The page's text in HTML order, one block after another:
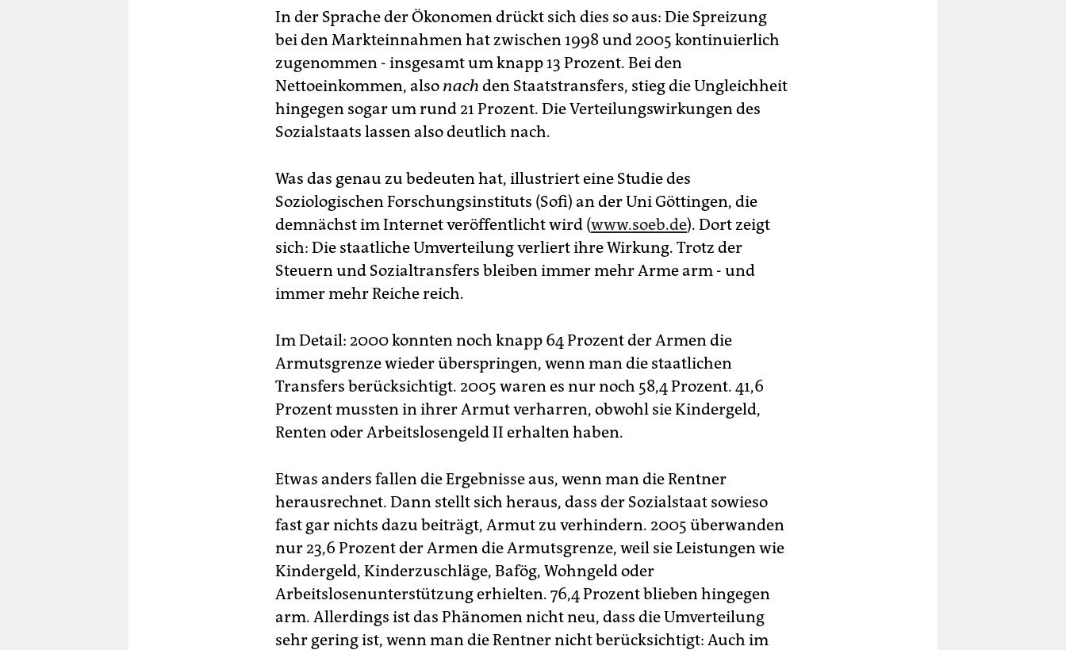
In der Sprache der Ökonomen drückt sich dies so aus: Die Spreizung
bei den Markteinnahmen hat zwischen 1998 und 2005 kontinuierlich
zugenommen - insgesamt um knapp 13 Prozent. Bei den
Nettoeinkommen, also nach den Staatstransfers, stieg die Ungleichheit
hingegen sogar um rund 21 Prozent. Die Verteilungswirkungen des
Sozialstaats lassen also deutlich nach.
Was das genau zu bedeuten hat, illustriert eine Studie des
Soziologischen Forschungsinstituts (Sofi) an der Uni Göttingen, die
demnächst im Internet veröffentlicht wird (www.soeb.de). Dort zeigt
sich: Die staatliche Umverteilung verliert ihre Wirkung. Trotz der
Steuern und Sozialtransfers bleiben immer mehr Arme arm - und
immer mehr Reiche reich.
Im Detail: 2000 konnten noch knapp 64 Prozent der Armen die
Armutsgrenze wieder überspringen, wenn man die staatlichen
Transfers berücksichtigt. 2005 waren es nur noch 58,4 Prozent. 41,6
Prozent mussten in ihrer Armut verharren, obwohl sie Kindergeld,
Renten oder Arbeitslosengeld II erhalten haben.
Etwas anders fallen die Ergebnisse aus, wenn man die Rentner
herausrechnet. Dann stellt sich heraus, dass der Sozialstaat sowieso
fast gar nichts dazu beiträgt, Armut zu verhindern. 2005 überwanden
nur 23,6 Prozent der Armen die Armutsgrenze, weil sie Leistungen wie
Kindergeld, Kinderzuschläge, Bafög, Wohngeld oder
Arbeitslosenunterstützung erhielten. 76,4 Prozent blieben hingegen
arm. Allerdings ist das Phänomen nicht neu, dass die Umverteilung
sehr gering ist, wenn man die Rentner nicht berücksichtigt: Auch im